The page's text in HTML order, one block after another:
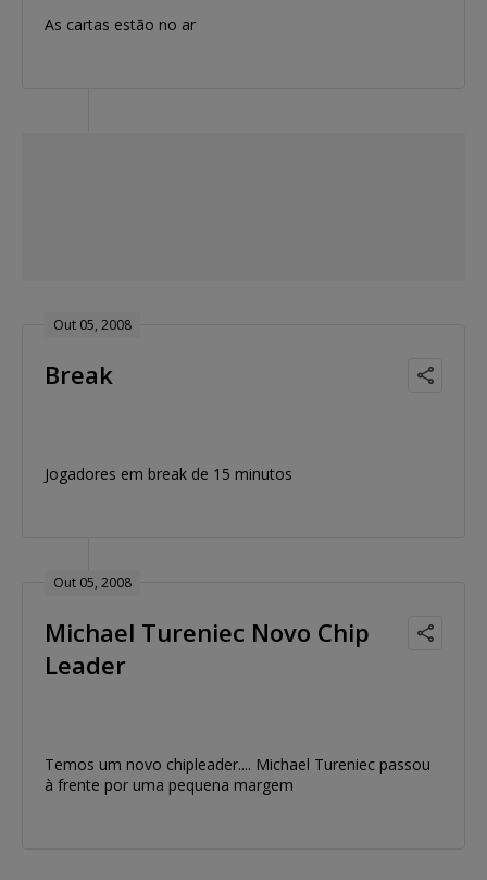
As cartas estão no ar
Out 05, 2008
Break
Jogadores em break de 15 minutos
Out 05, 2008
Michael Tureniec Novo Chip
Leader
Temos um novo chipleader.... Michael Tureniec passou
à frente por uma pequena margem